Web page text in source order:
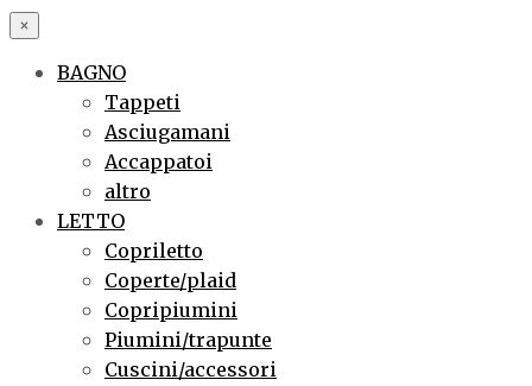
×
BAGNO
Tappeti
Asciugamani
Accappatoi
altro
LETTO
Copriletto
Coperte/plaid
Copripiumini
Piumini/trapunte
Cuscini/accessori